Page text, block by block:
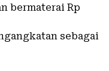
bermaterai Rp
sebagai